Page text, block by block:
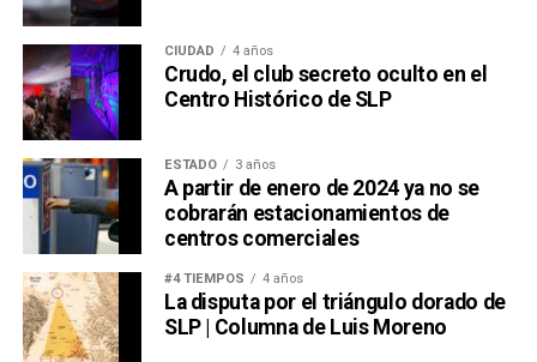
CIUDAD 4 años
Crudo, el club secreto oculto en el
Centro Histórico de SLP
ESTADO 3 años
A partir de enero de 2024 ya no se
cobrarán estacionamientos de
centros comerciales
#4 TIEMPOS 4 años
La disputa por el triángulo dorado de
SLP | Columna de Luis Moreno